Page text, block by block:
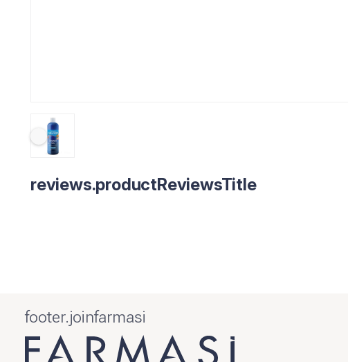
reviews.productReviewsTitle
footer.joinfarmasi